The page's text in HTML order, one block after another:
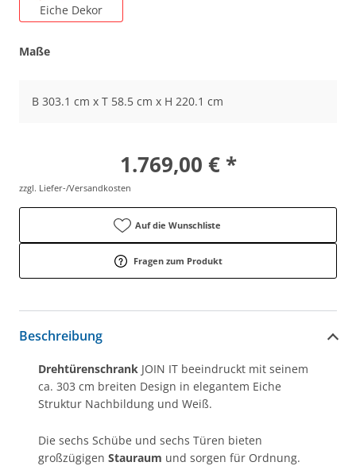
Eiche Dekor
Maße
B 303.1 cm x T 58.5 cm x H 220.1 cm
1.769,00 € *
zzgl. Liefer-/Versandkosten
Auf die Wunschliste
Fragen zum Produkt
Beschreibung
Drehtürenschrank JOIN IT beeindruckt mit seinem
ca. 303 cm breiten Design in elegantem Eiche
Struktur Nachbildung und Weiß.
Die sechs Schübe und sechs Türen bieten
großzügigen Stauraum und sorgen für Ordnung.